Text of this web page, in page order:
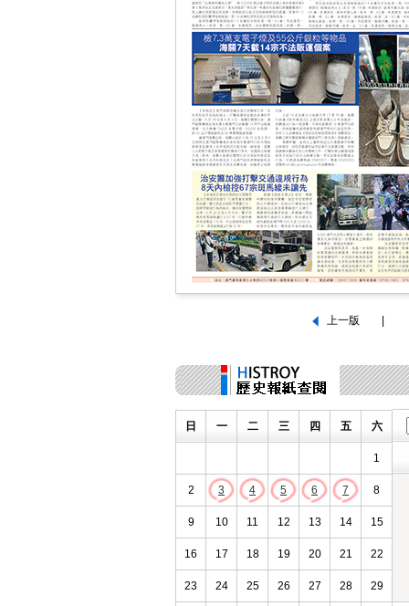
日 一 二 三 四 五 六
1
2 3 4 5 6 7 8
9 10 11 12 13 14 15
16 17 18 19 20 21 22
23 24 25 26 27 28 29